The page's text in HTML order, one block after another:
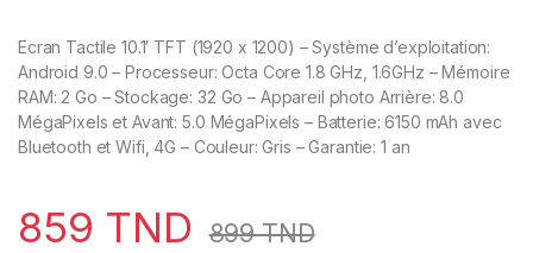
Ecran Tactile 10.1′ TFT (1920 x 1200) – Système d’exploitation:
Android 9.0 – Processeur: Octa Core 1.8 GHz, 1.6GHz – Mémoire
RAM: 2 Go – Stockage: 32 Go – Appareil photo Arrière: 8.0
MégaPixels et Avant: 5.0 MégaPixels – Batterie: 6150 mAh avec
Bluetooth et Wifi, 4G – Couleur: Gris – Garantie: 1 an
859 TND 899TND